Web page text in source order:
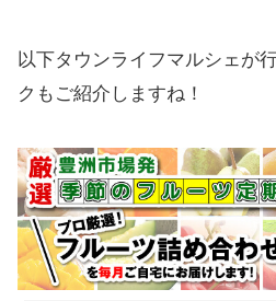
以下タウンライフマルシェが
クもご紹介しますね！